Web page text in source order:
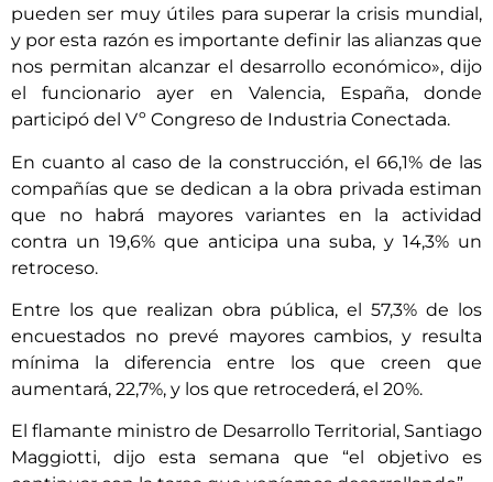
pueden ser muy útiles para superar la crisis mundial,
y por esta razón es importante definir las alianzas que
nos permitan alcanzar el desarrollo económico», dijo
el funcionario ayer en Valencia, España, donde
participó del Vº Congreso de Industria Conectada.
En cuanto al caso de la construcción, el 66,1% de las
compañías que se dedican a la obra privada estiman
que no habrá mayores variantes en la actividad
contra un 19,6% que anticipa una suba, y 14,3% un
retroceso.
Entre los que realizan obra pública, el 57,3% de los
encuestados no prevé mayores cambios, y resulta
mínima la diferencia entre los que creen que
aumentará, 22,7%, y los que retrocederá, el 20%.
El flamante ministro de Desarrollo Territorial, Santiago
Maggiotti, dijo esta semana que “el objetivo es